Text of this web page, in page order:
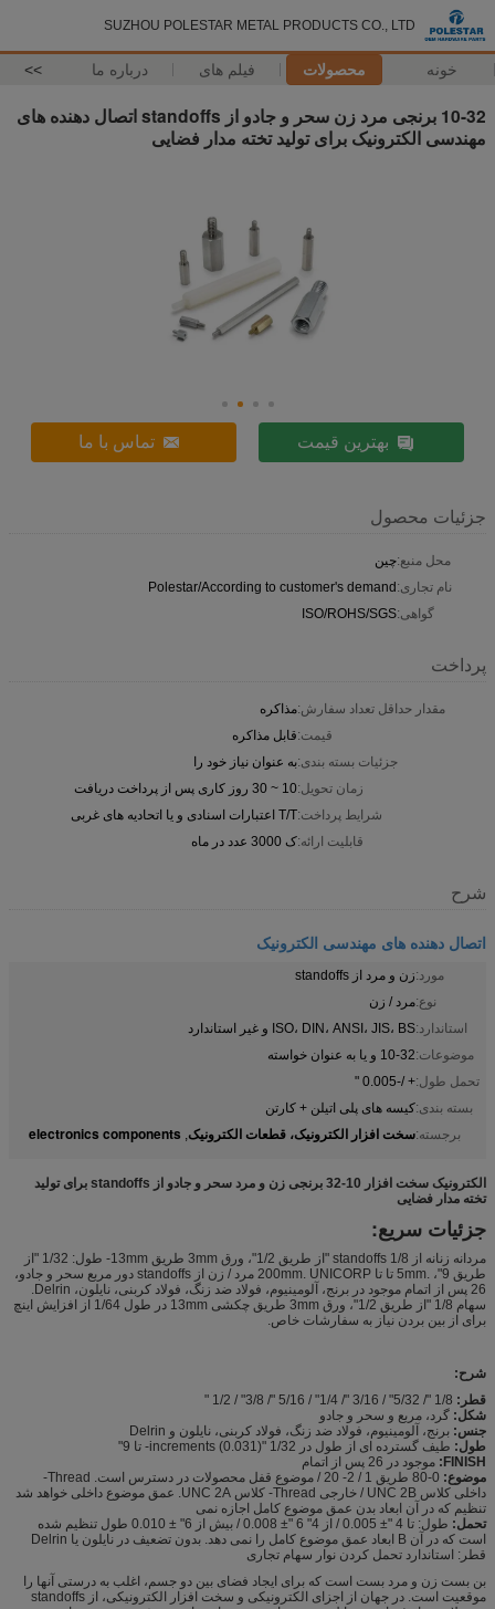
SUZHOU POLESTAR METAL PRODUCTS CO., LTD
خونه محصولات فیلم های درباره ما >>
10-32 برنجی مرد زن سحر و جادو از standoffs اتصال دهنده های
مهندسی الکترونیک برای تولید تخته مدار فضایی
بهترین قیمت تماس با ما
جزئیات محصول
محل منبع:چین
نام تجاری:Polestar/According to customer's demand
گواهی:ISO/ROHS/SGS
پرداخت
مقدار حداقل تعداد سفارش:مذاکره
قیمت:قابل مذاکره
جزئیات بسته بندی:به عنوان نیاز خود را
زمان تحویل:10 ~ 30 روز کاری پس از پرداخت دریافت
شرایط پرداخت:T/T اعتبارات اسنادی و یا اتحادیه های غربی
قابلیت ارائه:ک 3000 عدد در ماه
شرح
اتصال دهنده های مهندسی الکترونیک
مورد:زن و مرد از standoffs
نوع:مرد / زن
استاندارد:ISO، DIN، ANSI، JIS، BS و غیر استاندارد
موضوعات:10-32 و یا به عنوان خواسته
تحمل طول:+ /-0.005 "
بسته بندی:کیسه های پلی اتیلن + کارتن
برجسته:سخت افزار الکترونیک، قطعات الکترونیک,
electronics components
الکترونیک سخت افزار 10-32 برنجی زن و مرد سحر و جادو از standoffs برای تولید
تخته مدار فضایی
جزئیات سریع:
مردانه زنانه از standoffs 1/8 "از طریق 1/2"، ورق 3mm طریق 13mm- طول: 1/32 "از
طریق 9"، .5mm تا تا 200mm. UNICORP مرد / زن از standoffs دور مربع سحر و جادو،
26 پس از اتمام موجود در برنج، آلومینیوم، فولاد ضد زنگ، فولاد کربنی، نایلون، Delrin.
سهام 1/8 "از طریق 1/2"، ورق 3mm طریق چکشی 13mm در طول 1/64 از افزایش اینچ
برای از بین بردن نیاز به سفارشات خاص.
شرح:
قطر:
شکل: گرد، مربع و سحر و جادو
جنس: برنج، آلومینیوم، فولاد ضد زنگ، فولاد کربنی، نایلون و Delrin
طول: طیف گسترده ای از طول در 1/32 "(0.031) increments- تا 9"
FINISH: موجود در 26 پس از اتمام
موضوع:
0-80 طریق 1 / 2- 20 / موضوع قفل محصولات در دسترس است. Thread-
داخلی کلاس UNC 2B / خارجی Thread- کلاس UNC 2A. عمق موضوع داخلی خواهد شد
تنظیم که در آن ابعاد بدن عمق موضوع کامل اجازه نمی
تحمل:
طول: تا 4 "± 0.005 / از 4" 6 "± 0.008 / بیش از 6" ± 0.010 طول تنظیم شده
است که در آن B ابعاد عمق موضوع کامل را نمی دهد. بدون تضعیف در نایلون یا Delrin
قطر: استاندارد تحمل کردن نوار سهام تجاری
بن بست زن و مرد بست است که برای ایجاد فضای بین دو جسم، اغلب به درستی آنها را
موقعیت است. در جهان از اجزای الکترونیکی و سخت افزار الکترونیکی، از standoffs